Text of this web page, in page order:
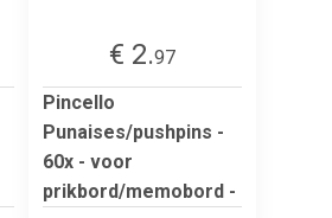
€ 2.97
Pincello
Punaises/pushpins -
60x - voor
prikbord/memobord -